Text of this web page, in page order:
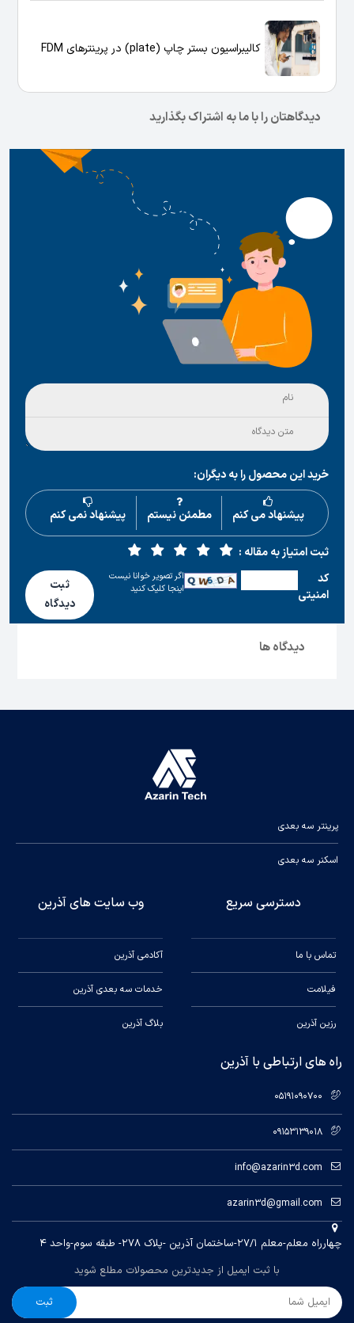
کالیبراسیون بستر چاپ (plate) در پرینترهای FDM
دیدگاهتان را با ما به اشتراک بگذارید
خرید این محصول را به دیگران:
پیشنهاد می کنم مطمئن نیستم پیشنهاد نمی کنم
ثبت امتیاز به مقاله :
كد
امنیتی
اگر تصویر خوانا نیست
اینجا کلیک کنید
ثبت
دیدگاه
دیدگاه ها
پرینتر سه بعدی
اسکنر سه بعدی
دسترسی سریع
تماس با ما
فیلامت
رزین آذرین
وب سایت های آذرین
آکادمی آذرین
خدمات سه بعدی آذرین
بلاگ آذرین
راه های ارتباطی با آذرین
05191090700
09153139018
info@azarin3d.com
azarin3d@gmail.com
چهارراه معلم-معلم ۲۷/۱-ساختمان آذرین -پلاک ۲۷۸- طبقه سوم-واحد ۴
با ثبت ایمیل از جدیدترین محصولات مطلع شوید
ثبت